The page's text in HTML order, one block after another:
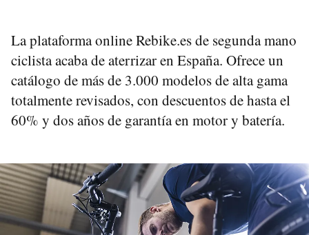
La plataforma online Rebike.es de segunda mano
ciclista acaba de aterrizar en España. Ofrece un
catálogo de más de 3.000 modelos de alta gama
totalmente revisados, con descuentos de hasta el
60% y dos años de garantía en motor y batería.